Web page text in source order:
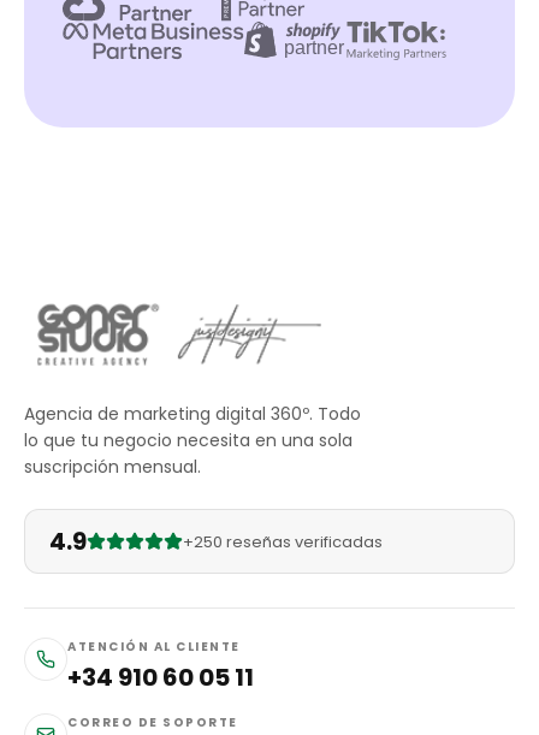
Agencia de marketing digital 360º. Todo
lo que tu negocio necesita en una sola
suscripción mensual.
4.9 +250 reseñas verificadas
ATENCIÓN AL CLIENTE
+34 910 60 05 11
CORREO DE SOPORTE